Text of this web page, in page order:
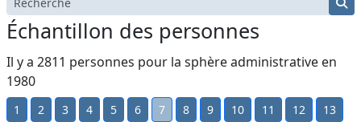
Échantillon des personnes
Il y a 2811 personnes pour la sphère administrative en
1980
1 2 3 4 5 6 7 8 9 10 11 12
13